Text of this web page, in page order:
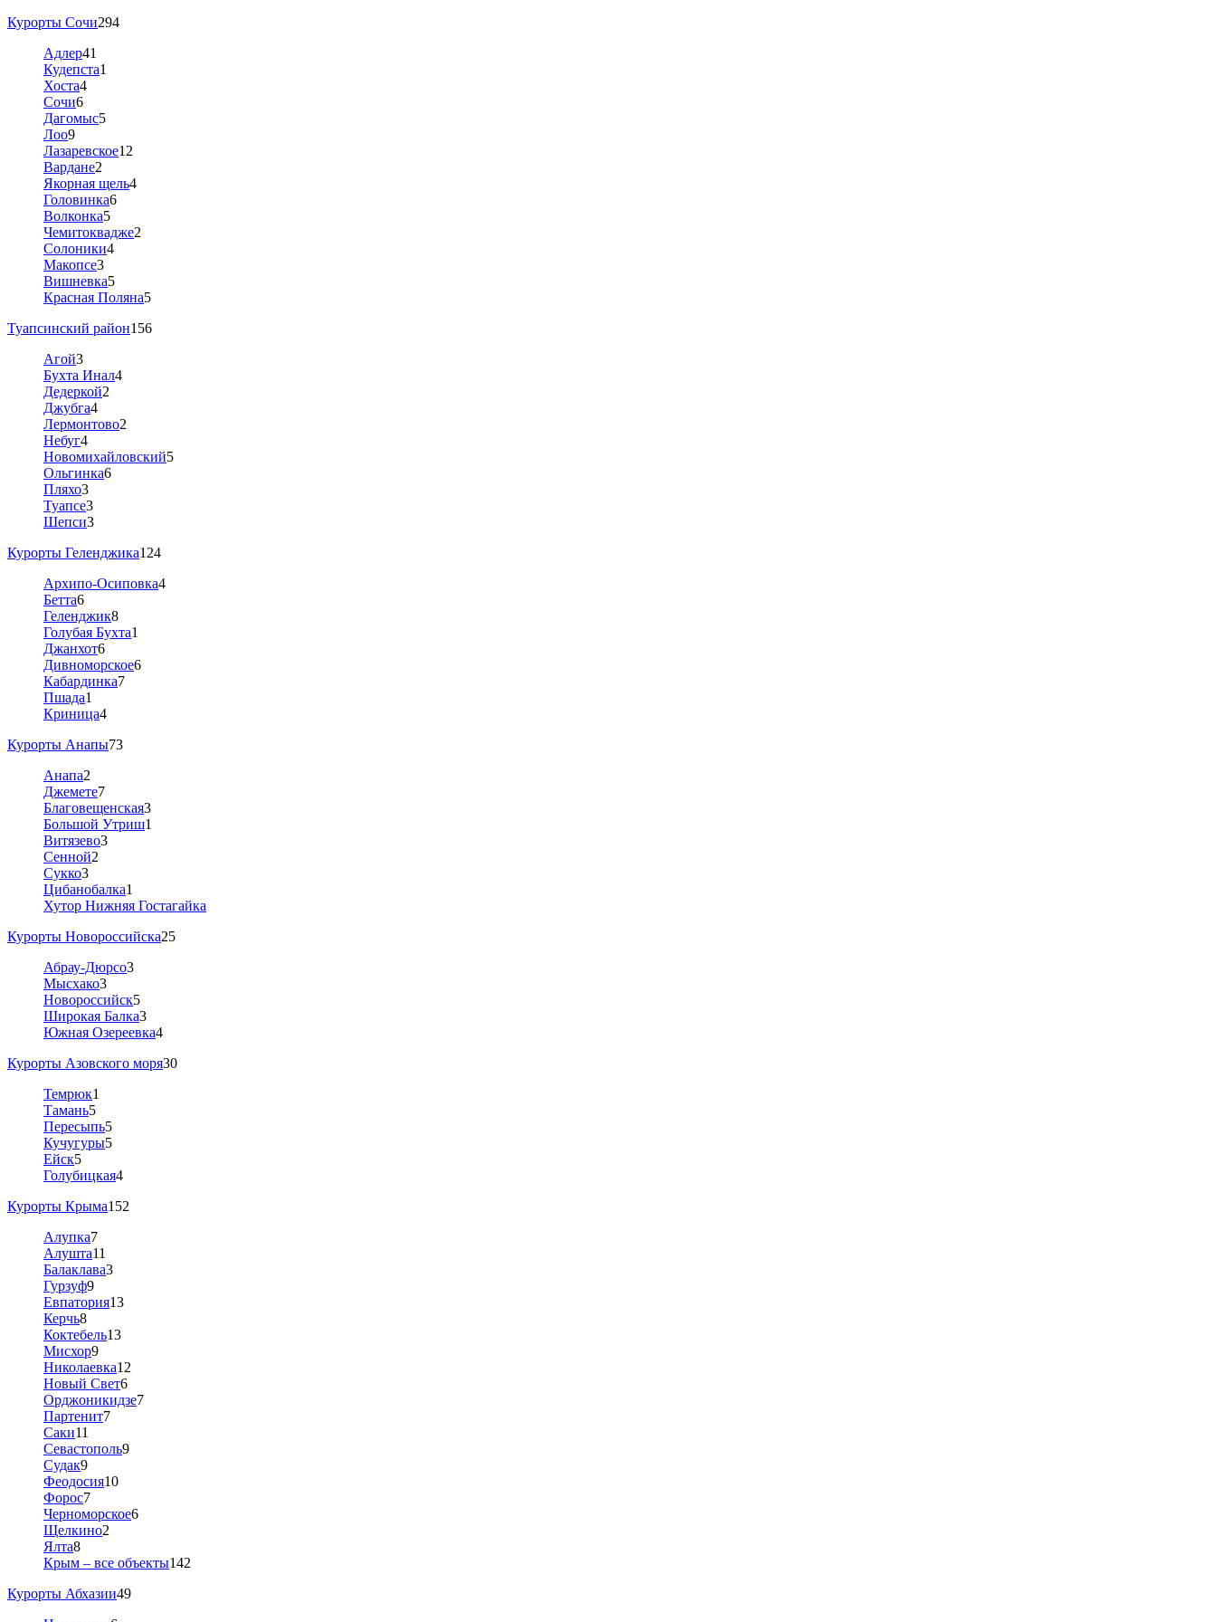
Курорты Сочи294
Адлер41
Кудепста1
Хоста4
Сочи6
Дагомыс5
Лоо9
Лазаревское12
Вардане2
Якорная щель4
Головинка6
Волконка5
Чемитоквадже2
Солоники4
Макопсе3
Вишневка5
Красная Поляна5
Туапсинский район156
Агой3
Бухта Инал4
Дедеркой2
Джубга4
Лермонтово2
Небуг4
Новомихайловский5
Ольгинка6
Пляхо3
Туапсе3
Шепси3
Курорты Геленджика124
Архипо-Осиповка4
Бетта6
Геленджик8
Голубая Бухта1
Джанхот6
Дивноморское6
Кабардинка7
Пшада1
Криница4
Курорты Анапы73
Анапа2
Джемете7
Благовещенская3
Большой Утриш1
Витязево3
Сенной2
Сукко3
Цибанобалка1
Хутор Нижняя Гостагайка
Курорты Новороссийска25
Абрау-Дюрсо3
Мысхако3
Новороссийск5
Широкая Балка3
Южная Озереевка4
Курорты Азовского моря30
Темрюк1
Тамань5
Пересыпь5
Кучугуры5
Ейск5
Голубицкая4
Курорты Крыма152
Алупка7
Алушта11
Балаклава3
Гурзуф9
Евпатория13
Керчь8
Коктебель13
Мисхор9
Николаевка12
Новый Свет6
Орджоникидзе7
Партенит7
Саки11
Севастополь9
Судак9
Феодосия10
Форос7
Черноморское6
Щелкино2
Ялта8
Крым – все объекты142
Курорты Абхазии49